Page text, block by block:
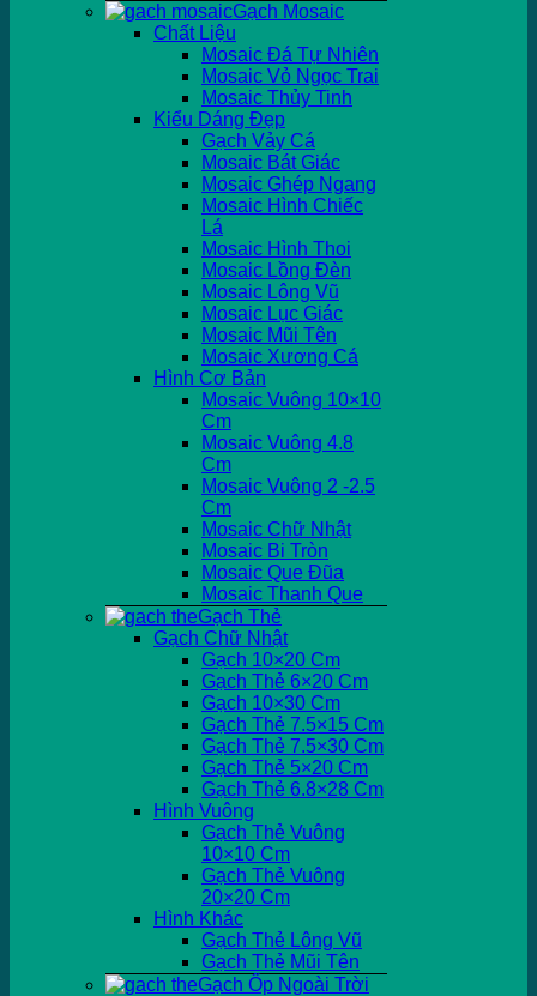
Gạch Mosaic
Chất Liệu
Mosaic Đá Tự Nhiên
Mosaic Vỏ Ngọc Trai
Mosaic Thủy Tinh
Kiểu Dáng Đẹp
Gạch Vảy Cá
Mosaic Bát Giác
Mosaic Ghép Ngang
Mosaic Hình Chiếc
Lá
Mosaic Hình Thoi
Mosaic Lồng Đèn
Mosaic Lông Vũ
Mosaic Lục Giác
Mosaic Mũi Tên
Mosaic Xương Cá
Hình Cơ Bản
Mosaic Vuông 10×10
Cm
Mosaic Vuông 4.8
Cm
Mosaic Vuông 2 -2.5
Cm
Mosaic Chữ Nhật
Mosaic Bi Tròn
Mosaic Que Đũa
Mosaic Thanh Que
Gạch Thẻ
Gạch Chữ Nhật
Gạch 10×20 Cm
Gạch Thẻ 6×20 Cm
Gạch 10×30 Cm
Gạch Thẻ 7.5×15 Cm
Gạch Thẻ 7.5×30 Cm
Gạch Thẻ 5×20 Cm
Gạch Thẻ 6.8×28 Cm
Hình Vuông
Gạch Thẻ Vuông
10×10 Cm
Gạch Thẻ Vuông
20×20 Cm
Hình Khác
Gạch Thẻ Lông Vũ
Gạch Thẻ Mũi Tên
Gạch Ốp Ngoài Trời